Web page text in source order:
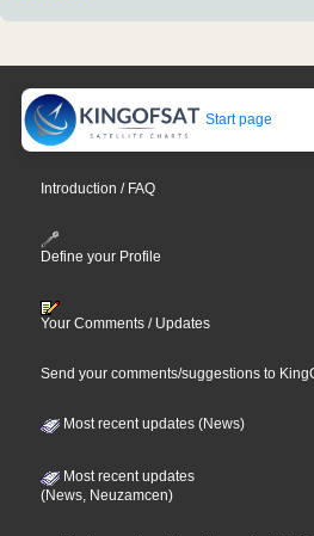
Start page
Introduction / FAQ
Define your Profile
Your Comments / Updates
Send your comments/suggestions to
Most recent updates (News)
Most recent updates
(News, Neuzamcen)